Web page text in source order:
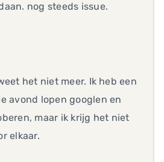
nog steeds issue.
het niet meer. Ik heb een
avond lopen googlen en
maar ik krijg het niet
elkaar.